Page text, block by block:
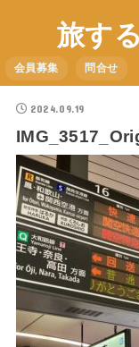
旅す
会員募集 問合せ
2024.09.19